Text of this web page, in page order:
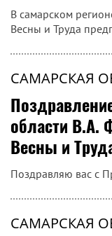
В самарском
Весны и Труда
САМАРСКАЯ
области В.А.
Весны и
Поздравляю вас с
САМАРСКАЯ